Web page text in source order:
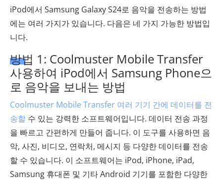
iPod에서 Samsung Galaxy S24로 음악을 전송하는 방법
에는 여러 가지가 있습니다. 다음은 네 가지 가능한 방법입
니다.
방법 1: Coolmuster Mobile Transfer
사용하여 iPod에서 Samsung Phone으
로 음악을 보내는 방법
Coolmuster Mobile Transfer 여러 기기 간에 데이터를 전
송할 수 있는 강력한 소프트웨어입니다. 데이터 전송 과정
을 빠르고 간편하게 만들어 줍니다. 이 도구를 사용하면 음
악, 사진, 비디오, 연락처, 메시지 등 다양한 데이터를 전송
할 수 있습니다. 이 소프트웨어는 iPod, iPhone, iPad,
Samsung 휴대폰 및 기타 Android 기기를 포함한 다양한